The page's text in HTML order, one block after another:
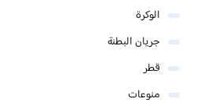
الوكرة
جريان البطنة
قطر
منوعات